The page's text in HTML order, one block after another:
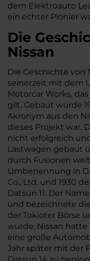
dem Elektroauto
ein echter Pionier
Die
Nissan
Die Geschichte von
seinerzeit mit dem
Motorcar Works,
gilt. Gebaut wurde
Akronym aus den
dieses Projekt war.
nicht erfolgreich
Lastwagen gebaut
durch Fusionen
Umbenennung in
Co., Ltd. und 1930
Datsun 11. Der
und bezeichnete
der Tokioter Börse
wurde. Nissan hatte
eine große
Jahr später mit der
Datsun 14 zu